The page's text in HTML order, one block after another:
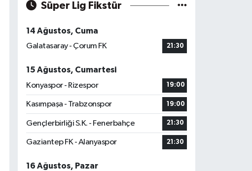
Süper Lig Fikstür
14 Ağustos, Cuma
Galatasaray - Çorum FK
21:30
15 Ağustos, Cumartesi
Konyaspor - Rizespor
19:00
Kasımpaşa - Trabzonspor 19:00
Gençlerbirliği S.K. - Fenerbahçe 21:30
Gaziantep FK - Alanyaspor 21:30
16 Ağustos, Pazar